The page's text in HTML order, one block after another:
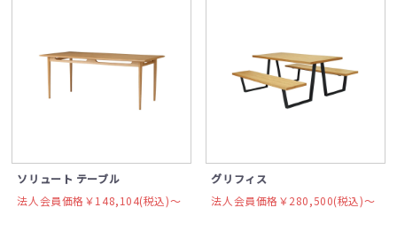
ソリュート テーブル
法人会員価格￥148,104(税込)〜
グリフィス
法人会員価格￥280,500(税込)〜